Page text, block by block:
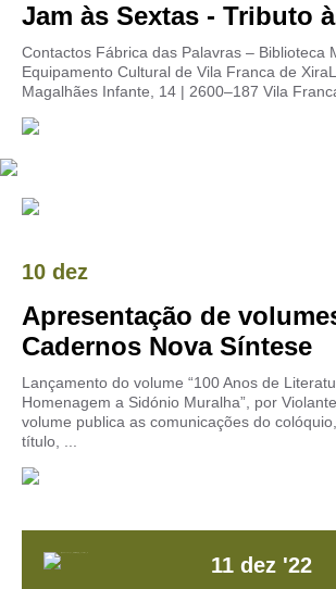
Jam às Sextas - Tributo
Contactos Fábrica das Palavras – Biblioteca
Equipamento Cultural de Vila Franca de
Magalhães Infante, 14 | 2600–187 Vila
10 dez
Apresentação de
Cadernos Nova Síntese
Lançamento do volume “100 Anos de
Homenagem a Sidónio Muralha”, por
volume publica as comunicações do
título, ...
11 dez '22